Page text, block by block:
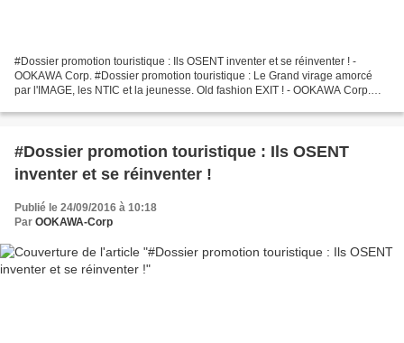
#Dossier promotion touristique : Ils OSENT inventer et se réinventer ! -
OOKAWA Corp. #Dossier promotion touristique : Le Grand virage amorcé
par l'IMAGE, les NTIC et la jeunesse. Old fashion EXIT ! - OOKAWA Corp.
#Dossier promotion touristique : Ils OSENT
inventer et se réinventer !
Publié le 24/09/2016 à 10:18
Par OOKAWA-Corp